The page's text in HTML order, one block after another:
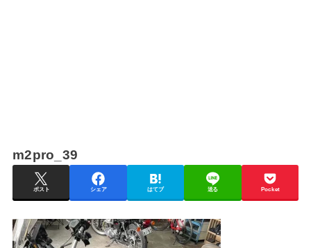
m2pro_39
ポスト シェア はてブ 送る Pocket